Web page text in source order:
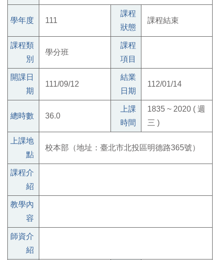
學年度 111
課程
狀態
課程結束
課程類
別
學分班
課程
項目
開課日
期
111/09/12
結業
日期
112/01/14
總時數 36.0
上課
時間
1835 ~ 2020 ( 週
三 )
上課地
點
校本部（地址：臺北市北投區明德路365號）
課程介
紹
教學內
容
師資介
紹